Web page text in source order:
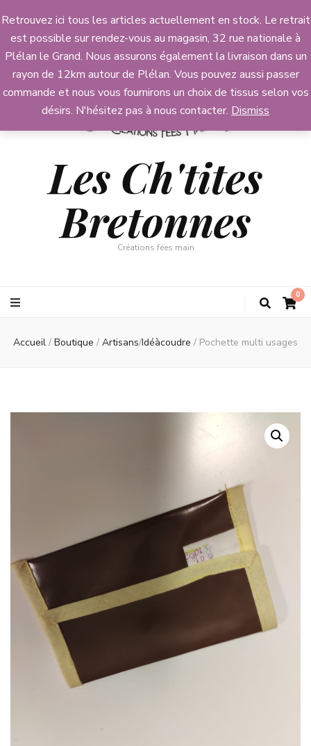
Les Ch'tites
Bretonnes
Créations fées main
0
Accueil / Boutique / Artisans/Idéàcoudre / Pochette multi usages
Retrouvez ici tous les articles actuellement en stock. Le retrait
est possible sur rendez-vous au magasin, 32 rue nationale à
Plélan le Grand. Nous assurons également la livraison dans un
rayon de 12km autour de Plélan. Vous pouvez aussi passer
commande et nous vous fournirons un choix de tissus selon vos
désirs. N'hésitez pas à nous contacter. Dismiss